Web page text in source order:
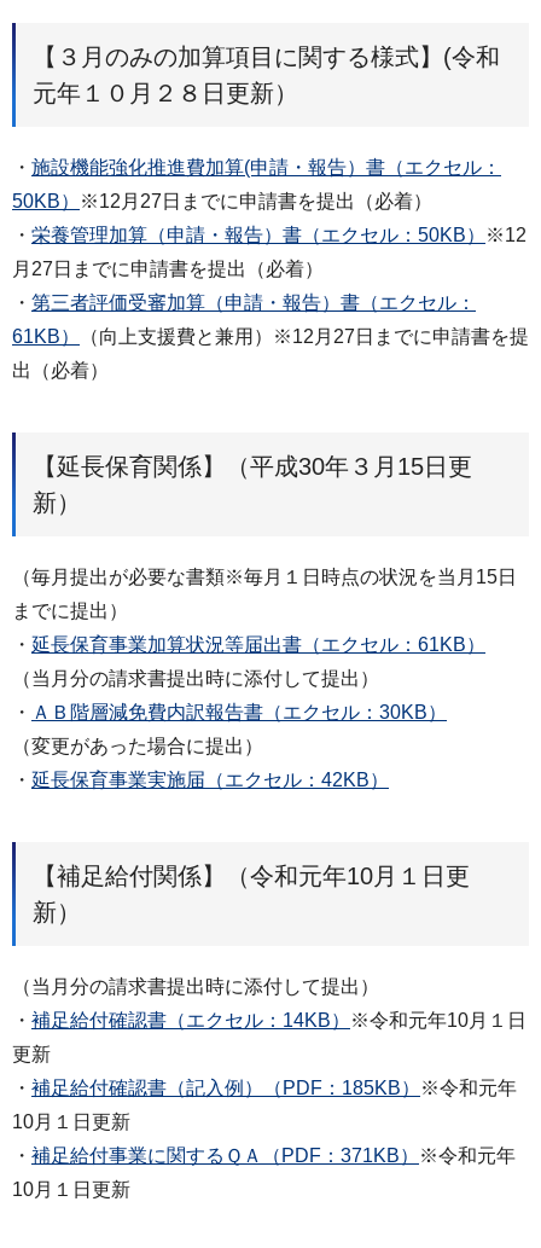
【３月のみの加算項目に関する様式】(令和
元年１０月２８日更新）
・ 施設機能強化推進費加算(申請・報告）書（エクセル：
50KB）
※12月27日までに申請書を提出（必着）
・ 栄養管理加算（申請・報告）書（エクセル：50KB）
※12
月27日までに申請書を提出（必着）
・ 第三者評価受審加算（申請・報告）書（エクセル：
61KB）
（向上支援費と兼用）※12月27日までに申請書を提
出（必着）
【延長保育関係】（平成30年３月15日更
新）
（毎月提出が必要な書類※毎月１日時点の状況を当月15日
までに提出）
・ 延長保育事業加算状況等届出書（エクセル：61KB）
（当月分の請求書提出時に添付して提出）
・ ＡＢ階層減免費内訳報告書（エクセル：30KB）
（変更があった場合に提出）
・ 延長保育事業実施届（エクセル：42KB）
【補足給付関係】（令和元年10月１日更
新）
（当月分の請求書提出時に添付して提出）
・ 補足給付確認書（エクセル：14KB）
※令和元年10月１日
更新
・ 補足給付確認書（記入例）（PDF：185KB）
※令和元年
10月１日更新
・ 補足給付事業に関するＱＡ（PDF：371KB）
※令和元年
10月１日更新